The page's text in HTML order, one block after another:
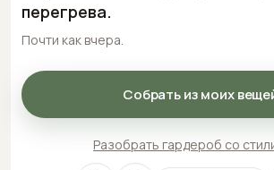
перегрева.
Почти как вчера.
Собрать из моих
Разобрать гардероб со